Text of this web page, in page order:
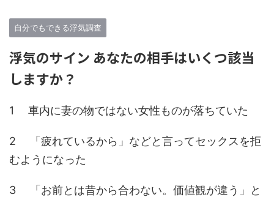
自分でもできる浮気調査
浮気のサイン あなたの相手はいくつ該当
しますか？
1 車内に妻の物ではない女性ものが落ちていた
2 「疲れているから」などと言ってセックスを拒
むようになった
3 「お前とは昔から合わない。価値観が違う」と